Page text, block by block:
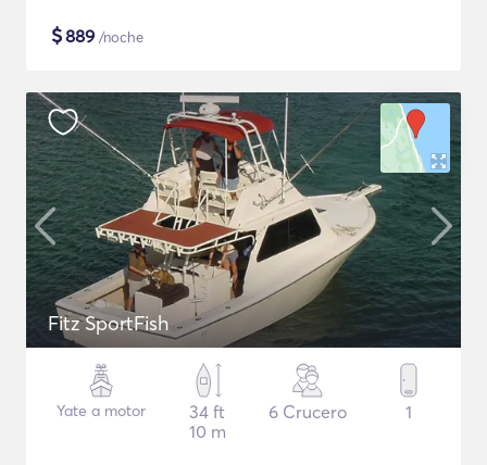
$889 /noche
Fitz SportFish
Yate a motor
34 ft
10 m
6 Crucero 1